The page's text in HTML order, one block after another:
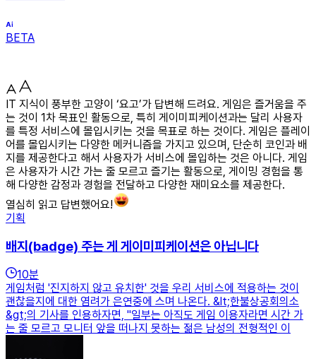
BETA
IT 지식이 풍부한 고양이 ‘요고’가 답변해 드려요. 게임은 즐거움을 주
는 것이 1차 목표인 활동으로, 특히 게이미피케이션과는 달리 사용자
를 특정 서비스에 몰입시키는 것을 목표로 하는 것이다. 게임은 플레이
어를 몰입시키는 다양한 메커니즘을 가지고 있으며, 단순히 코인과 배
지를 제공한다고 해서 사용자가 서비스에 몰입하는 것은 아니다. 게임
은 사용자가 시간 가는 줄 모르고 즐기는 활동으로, 게이밍 경험을 통
해 다양한 감정과 경험을 전달하고 다양한 재미요소를 제공한다.
열심히 읽고 답변했어요!
기획
배지(badge) 주는 게 게이미피케이션은 아닙니다
10분
게임처럼 '진지하지 않고 유치한' 것을 우리 서비스에 적용하는 것이
괜찮을지에 대한 염려가 은연중에 스며 나온다. &lt;한불상공회의소
&gt;의 기사를 인용하자면, "일부는 아직도 게임 이용자라면 시간 가
는 줄 모르고 모니터 앞을 떠나지 못하는 젊은 남성의 전형적인 이